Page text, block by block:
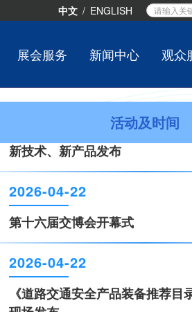
中文 / ENGLISH
展会服务 新闻中心 观众
活动及时间
2026-04-22
第十六届交博会开幕式
《道路交通安全产品装备推荐目
现场发布
2026-04-22
新技术、新产品发布
2026-04-22